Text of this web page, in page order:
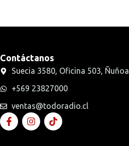
Contáctanos
Suecia 3580, Oficina 503, Ñuñoa
+569 23827000
ventas@todoradio.cl